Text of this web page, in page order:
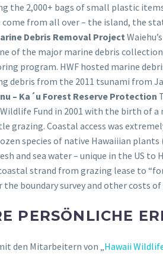
the 2,000+ bags of small plastic
come from all over – the island, the
Debris Removal Project
of the major marine debris
program. HWF hosted marine
debris from the 2011 tsunami from
– Ka´u Forest Reserve Protection
Fund in 2001 with the birth of
grazing. Coastal access was
species of native Hawaiiian
and sea water – unique in the US
strand from grazing lease to
the boundary survey and other costs
PERSÖNLICHE
den Mitarbeitern von „ Hawaii